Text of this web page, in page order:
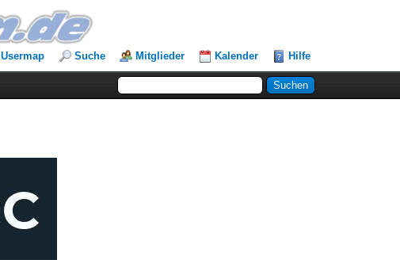
Usermap Suche Mitglieder Kalender Hilfe